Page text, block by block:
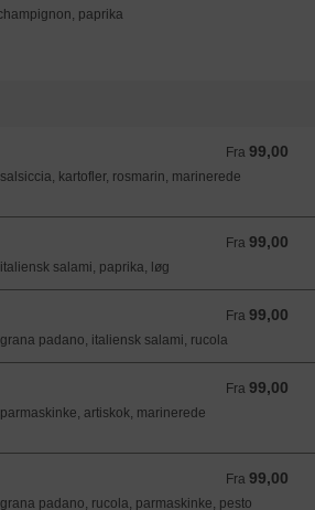
paprika
Fra 99,00
Fra 99,00 DKK
kartofler, rosmarin, marinerede
Fra 99,00
Fra 99,00 DKK
salami, paprika, løg
Fra 99,00
Fra 99,00 DKK
padano, italiensk salami, rucola
Fra 99,00
Fra 99,00 DKK
artiskok, marinerede
Fra 99,00
Fra 99,00 DKK
padano, rucola, parmaskinke, pesto